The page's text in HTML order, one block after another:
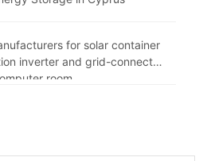
for solar container
inverter and grid-connected
room